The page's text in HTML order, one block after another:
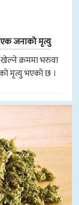
जनाको मृत्यु
क्रममा भरुवा
मृत्यु भएको छ ।